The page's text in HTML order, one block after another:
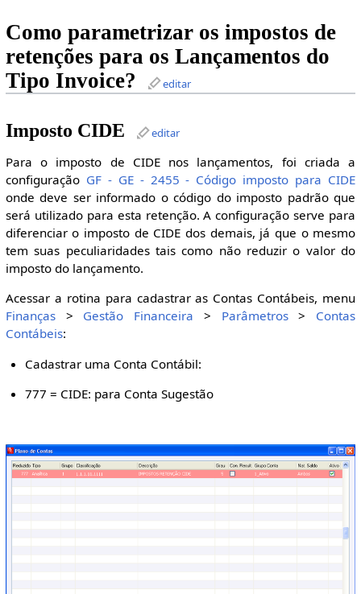
Como parametrizar os impostos de
retenções para os Lançamentos do
Tipo Invoice?
editar
Imposto CIDE editar
Para o imposto de CIDE nos lançamentos, foi criada a
configuração GF - GE - 2455 - Código imposto para CIDE
onde deve ser informado o código do imposto padrão que
será utilizado para esta retenção. A configuração serve para
diferenciar o imposto de CIDE dos demais, já que o mesmo
tem suas peculiaridades tais como não reduzir o valor do
imposto do lançamento.
Acessar a rotina para cadastrar as Contas Contábeis, menu
Finanças> Gestão Financeira > Parâmetros> Contas
Contábeis:
Cadastrar uma Conta Contábil:
777 = CIDE: para Conta Sugestão